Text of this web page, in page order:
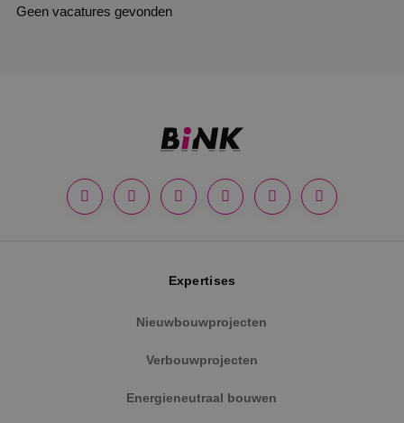
Geen vacatures gevonden
Expertises
Nieuwbouwprojecten
Verbouwprojecten
Energieneutraal bouwen